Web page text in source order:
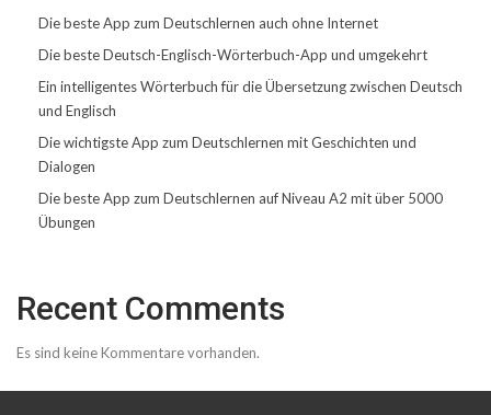
Die beste App zum Deutschlernen auch ohne Internet
Die beste Deutsch-Englisch-Wörterbuch-App und umgekehrt
Ein intelligentes Wörterbuch für die Übersetzung zwischen Deutsch
und Englisch
Die wichtigste App zum Deutschlernen mit Geschichten und
Dialogen
Die beste App zum Deutschlernen auf Niveau A2 mit über 5000
Übungen
Recent Comments
Es sind keine Kommentare vorhanden.